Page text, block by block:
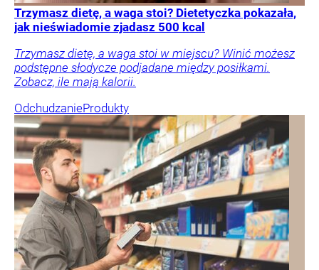
Trzymasz dietę, a waga stoi? Dietetyczka pokazała,
jak nieświadomie zjadasz 500 kcal
Trzymasz dietę, a waga stoi w miejscu? Winić możesz
podstępne słodycze podjadane między posiłkami.
Zobacz, ile mają kalorii.
OdchudzanieProdukty